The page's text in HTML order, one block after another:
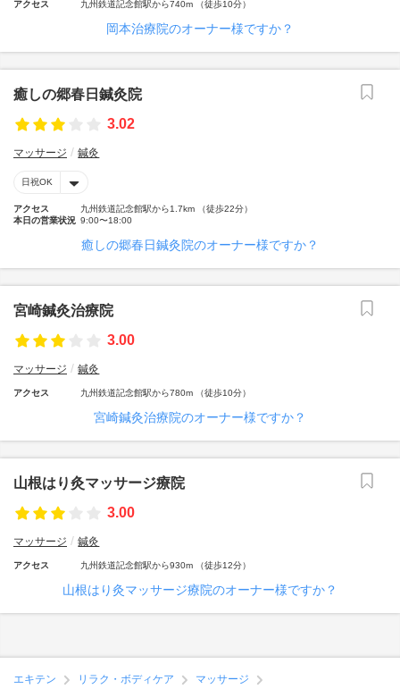
アクセス 九州鉄道記念館駅から740m （徒歩10分）
岡本治療院のオーナー様ですか？
癒しの郷春日鍼灸院
3.02
マッサージ 鍼灸
日祝OK
アクセス
九州鉄道記念館駅から1.7km （徒歩22分）
本日の営業状況 9:00〜18:00
癒しの郷春日鍼灸院のオーナー様ですか？
宮崎鍼灸治療院
3.00
マッサージ 鍼灸
アクセス 九州鉄道記念館駅から780m （徒歩10分）
宮崎鍼灸治療院のオーナー様ですか？
山根はり灸マッサージ療院
3.00
マッサージ 鍼灸
アクセス 九州鉄道記念館駅から930m （徒歩12分）
山根はり灸マッサージ療院のオーナー様ですか？
エキテン リラク・ボディケア
マッサージ